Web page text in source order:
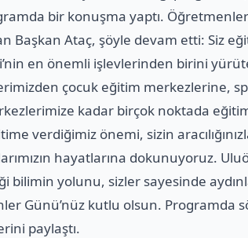
bir konuşma yaptı.
Başkan Ataç, şöyle devam etti: Siz
en önemli işlevlerinden birini
çocuk eğitim merkezlerine,
kadar birçok noktada
verdiğimiz önemi, sizin
hayatlarına dokunuyoruz.
bilimin yolunu, sizler sayesinde
Günü’nüz kutlu olsun. Programda
paylaştı.